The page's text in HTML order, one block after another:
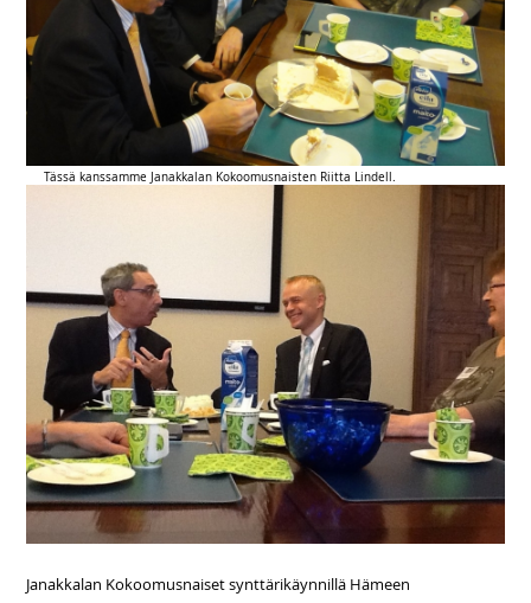
Tässä kanssamme Janakkalan Kokoomusnaisten Riitta Lindell.
Janakkalan Kokoomusnaiset synttärikäynnillä Hämeen